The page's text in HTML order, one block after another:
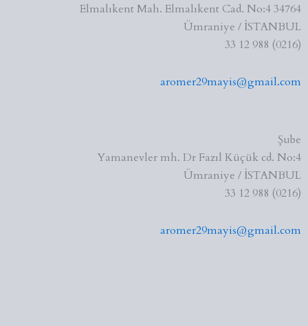
Elmalıkent Mah. Elmalıkent Cad. No:4 34764
Ümraniye / İSTANBUL
(0216) 988 12 33
aromer29mayis@gmail.com
Şube
Yamanevler mh. Dr Fazıl Küçük cd. No:4
Ümraniye / İSTANBUL
(0216) 988 12 33
aromer29mayis@gmail.com